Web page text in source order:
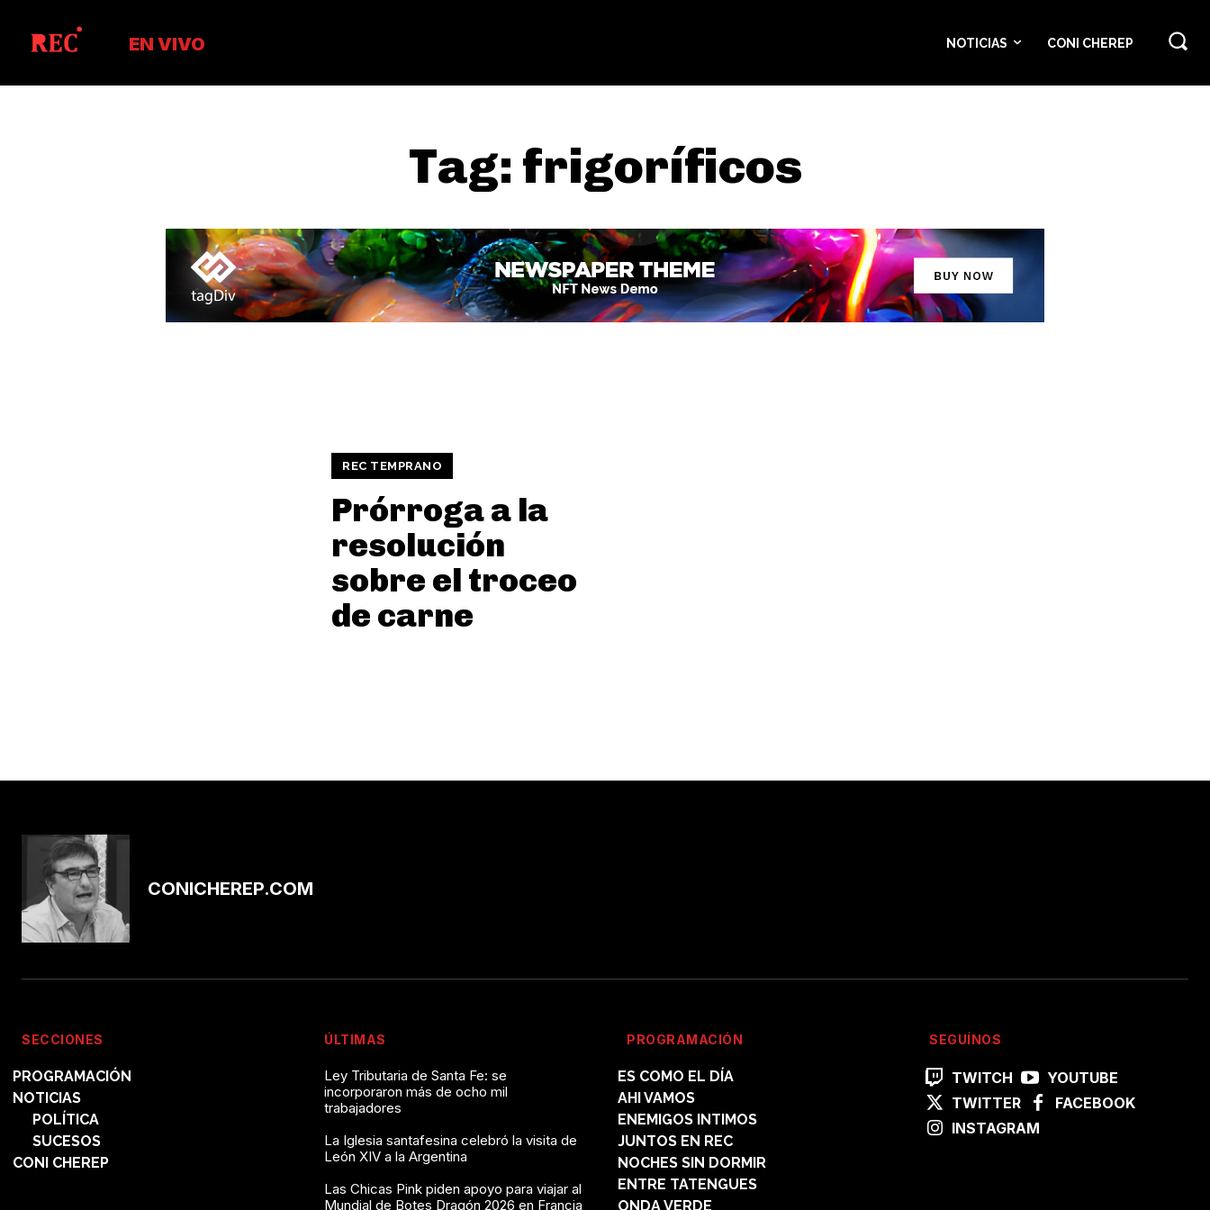
EN VIVO NOTICIAS CONI CHEREP
Tag: frigoríficos
REC TEMPRANO
Prórroga a la
resolución
sobre el troceo
de carne
CONICHEREP.COM
SECCIONES
PROGRAMACIÓN
NOTICIAS
POLÍTICA
SUCESOS
CONI CHEREP
ÚLTIMAS
Ley Tributaria de Santa Fe: se
incorporaron más de ocho mil
trabajadores
La Iglesia santafesina celebró la visita de
León XIV a la Argentina
Las Chicas Pink piden apoyo para viajar al
Mundial de Botes Dragón 2026 en Francia
PROGRAMACIÓN
ES COMO EL DÍA
AHI VAMOS
ENEMIGOS INTIMOS
JUNTOS EN REC
NOCHES SIN DORMIR
ENTRE TATENGUES
ONDA VERDE
SEGUÍNOS
TWITCH
YOUTUBE
TWITTER
FACEBOOK
INSTAGRAM